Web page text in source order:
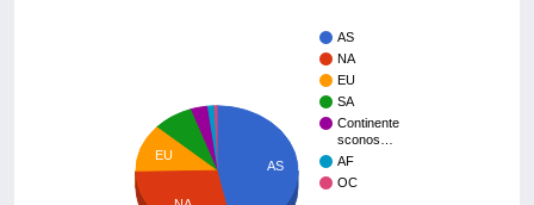
AS
NA
EU
SA
Continente
sconos…
AF
OC
AS
EU